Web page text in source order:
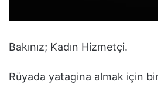
Bakınız; Kadın Hizmetçi.
Rüyada yatagina almak için